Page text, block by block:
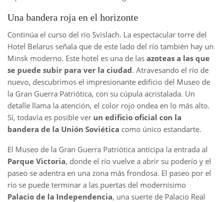
Una bandera roja en el horizonte
Continúa el curso del río Svislach. La espectacular torre del
Hotel Belarus señala que de este lado del río también hay un
Minsk moderno. Este hotel es una de las azoteas a las que
se puede subir para ver la ciudad. Atravesando el río de
nuevo, descubrimos el impresionante edificio del Museo de
la Gran Guerra Patriótica, con su cúpula acristalada. Un
detalle llama la atención, el color rojo ondea en lo más alto.
Sí, todavía es posible ver un edificio oficial con la
bandera de la Unión Soviética como único estandarte.
El Museo de la Gran Guerra Patriótica anticipa la entrada al
Parque Victoria, donde el río vuelve a abrir su poderío y el
paseo se adentra en una zona más frondosa. El paseo por el
río se puede terminar a las puertas del modernísimo
Palacio de la Independencia, una suerte de Palacio Real